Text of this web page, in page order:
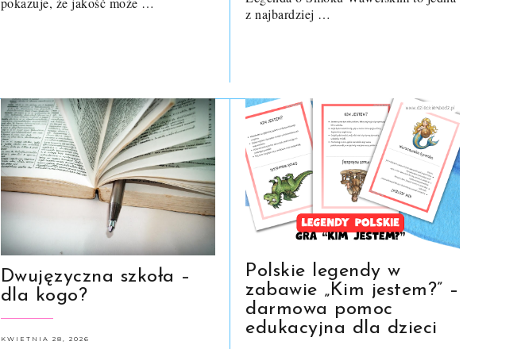
z najbardziej …
Dwujęzyczna szkoła –
dla kogo?
KWIETNIA 28, 2026
Polskie legendy w
zabawie „Kim jestem?” –
darmowa pomoc
edukacyjna dla dzieci